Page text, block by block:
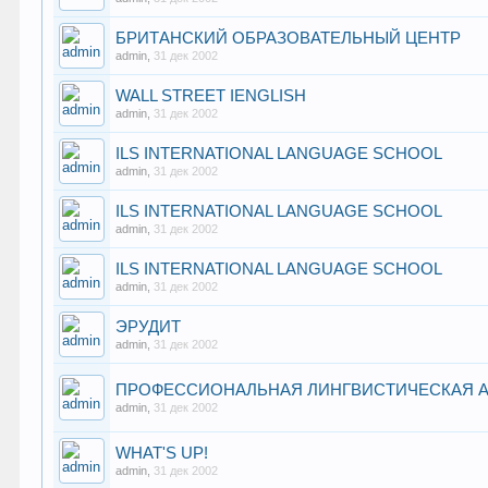
БРИТАНСКИЙ ОБРАЗОВАТЕЛЬНЫЙ ЦЕНТР
admin 31 дек 2002
WALL STREET IENGLISH
admin 31 дек 2002
ILS INTERNATIONAL LANGUAGE SCHOOL
admin 31 дек 2002
ILS INTERNATIONAL LANGUAGE SCHOOL
admin 31 дек 2002
ILS INTERNATIONAL LANGUAGE SCHOOL
admin 31 дек 2002
ЭРУДИТ
admin 31 дек 2002
ПРОФЕССИОНАЛЬНАЯ ЛИНГВИСТИЧЕСКАЯ
admin 31 дек 2002
WHAT'S UP!
admin 31 дек 2002